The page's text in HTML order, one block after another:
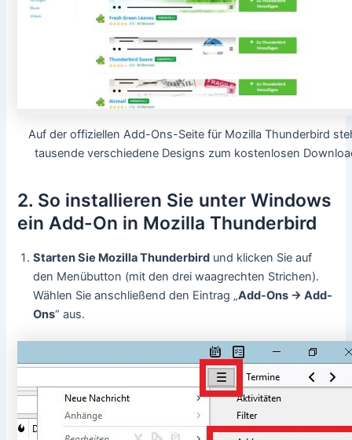
Auf der offiziellen Add-Ons-Seite für Mozilla Thunderbird
tausende verschiedene Designs zum kostenlosen
2. So installieren Sie unter Windows
ein Add-On in Mozilla Thunderbird
Starten Sie Mozilla Thunderbird und klicken Sie auf
den Menübutton (mit den drei waagrechten Strichen).
Wählen Sie anschließend den Eintrag „Add-Ons -> Add-
Ons“ aus.